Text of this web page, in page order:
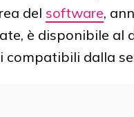
del software,
è disponibile
compatibili dalla